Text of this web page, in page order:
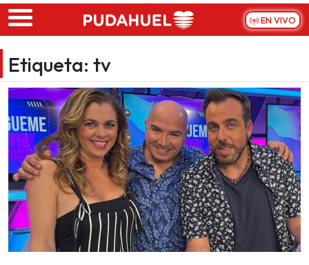
Skip to main content
EN VIVO
Etiqueta: tv